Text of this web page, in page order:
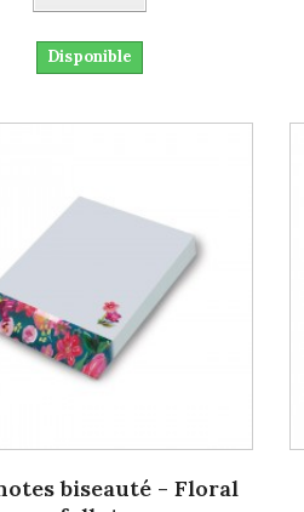
Disponible
biseauté - Floral